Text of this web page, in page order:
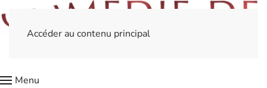
Accéder au contenu principal
Menu